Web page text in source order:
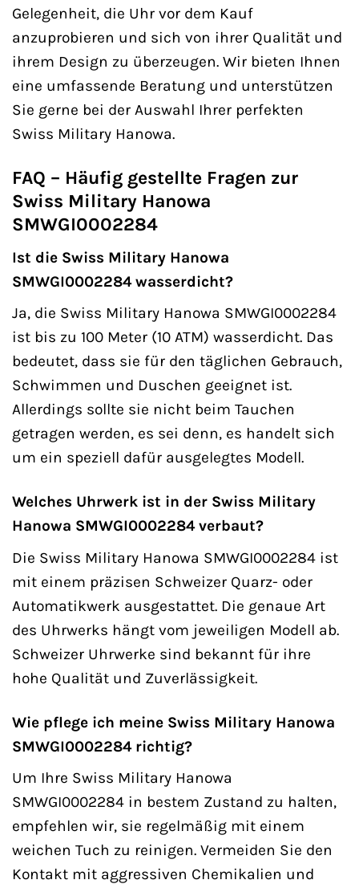
Gelegenheit, die Uhr vor dem Kauf
anzuprobieren und sich von ihrer Qualität und
ihrem Design zu überzeugen. Wir bieten Ihnen
eine umfassende Beratung und unterstützen
Sie gerne bei der Auswahl Ihrer perfekten
Swiss Military Hanowa.
FAQ – Häufig gestellte Fragen zur
Swiss Military Hanowa
SMWGI0002284
Ist die Swiss Military Hanowa
SMWGI0002284 wasserdicht?
Ja, die Swiss Military Hanowa SMWGI0002284
ist bis zu 100 Meter (10 ATM) wasserdicht. Das
bedeutet, dass sie für den täglichen Gebrauch,
Schwimmen und Duschen geeignet ist.
Allerdings sollte sie nicht beim Tauchen
getragen werden, es sei denn, es handelt sich
um ein speziell dafür ausgelegtes Modell.
Welches Uhrwerk ist in der Swiss Military
Hanowa SMWGI0002284 verbaut?
Die Swiss Military Hanowa SMWGI0002284 ist
mit einem präzisen Schweizer Quarz- oder
Automatikwerk ausgestattet. Die genaue Art
des Uhrwerks hängt vom jeweiligen Modell ab.
Schweizer Uhrwerke sind bekannt für ihre
hohe Qualität und Zuverlässigkeit.
Wie pflege ich meine Swiss Military Hanowa
SMWGI0002284 richtig?
Um Ihre Swiss Military Hanowa
SMWGI0002284 in bestem Zustand zu halten,
empfehlen wir, sie regelmäßig mit einem
weichen Tuch zu reinigen. Vermeiden Sie den
Kontakt mit aggressiven Chemikalien und